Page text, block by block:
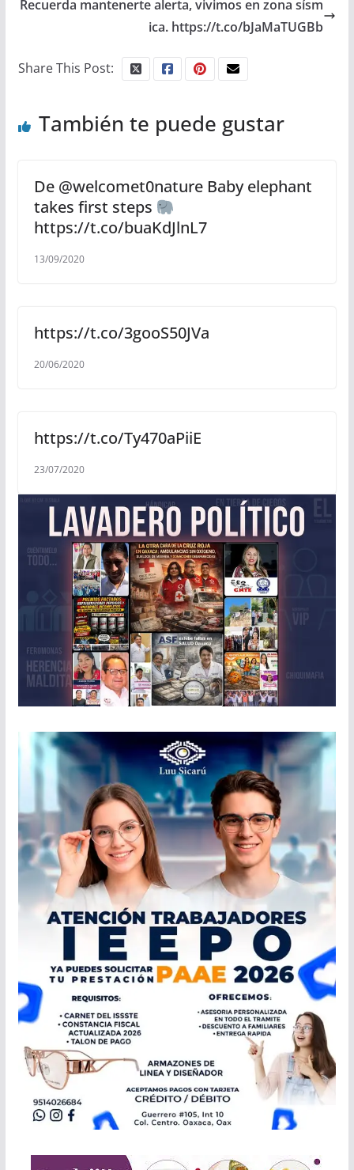
Recuerda mantenerte alerta, vivimos en zona sísm
ica. https://t.co/bJaMaTUGBb
Share This Post:
También te puede gustar
De @welcomet0nature Baby elephant
takes first steps
https://t.co/buaKdJlnL7
13/09/2020
https://t.co/3gooS50JVa
20/06/2020
https://t.co/Ty470aPiiE
23/07/2020